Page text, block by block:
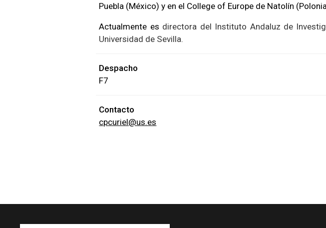
Puebla (México) y en el College of Europe de Natolín
Actualmente es directora del Instituto Andaluz de
Universidad de Sevilla.
Despacho
F7
Contacto
cpcuriel@us.es